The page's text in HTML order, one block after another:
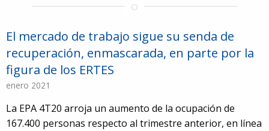
El mercado de trabajo sigue su senda de
recuperación, enmascarada, en parte por la
figura de los ERTES
enero 2021
La EPA 4T20 arroja un aumento de la ocupación de
167.400 personas respecto al trimestre anterior, en línea